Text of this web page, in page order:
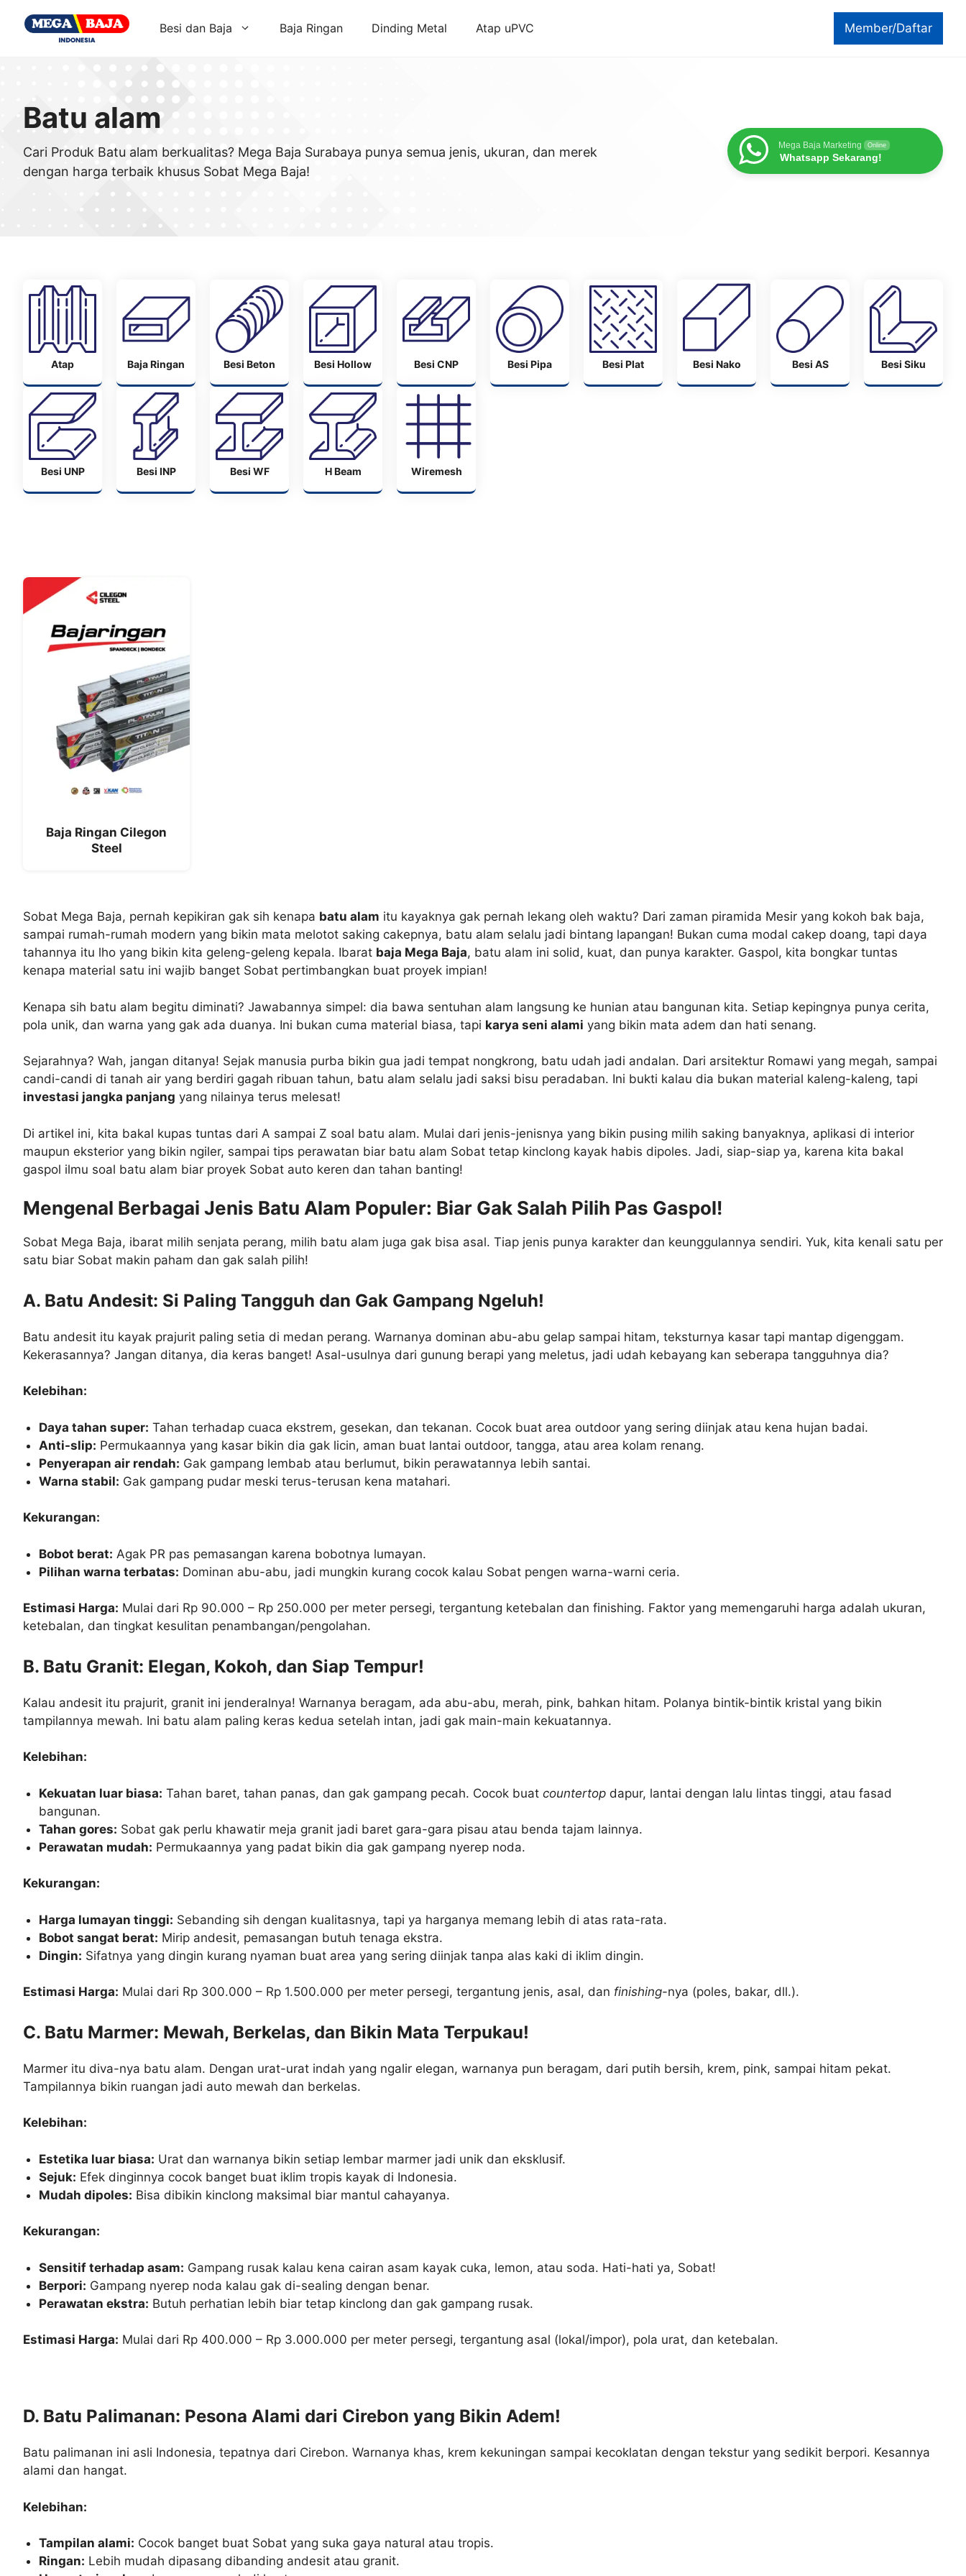
Member/Daftar
Besi dan Baja Baja Ringan Dinding Metal Atap uPVC
Batu alam
Cari Produk Batu alam berkualitas? Mega Baja Surabaya punya semua jenis, ukuran, dan merek
dengan harga terbaik khusus Sobat Mega Baja!
Mega Baja Marketing Online
Whatsapp Sekarang!
Atap Baja Ringan Besi Beton Besi Hollow Besi CNP Besi Pipa Besi Plat Besi Nako Besi AS Besi Siku
Besi UNP Besi INP Besi WF H Beam Wiremesh
Baja Ringan Cilegon
Steel
Sobat Mega Baja, pernah kepikiran gak sih kenapa batu alam itu kayaknya gak pernah lekang oleh waktu? Dari zaman piramida Mesir yang kokoh bak baja,
sampai rumah-rumah modern yang bikin mata melotot saking cakepnya, batu alam selalu jadi bintang lapangan! Bukan cuma modal cakep doang, tapi daya
tahannya itu lho yang bikin kita geleng-geleng kepala. Ibarat baja Mega Baja, batu alam ini solid, kuat, dan punya karakter. Gaspol, kita bongkar tuntas
kenapa material satu ini wajib banget Sobat pertimbangkan buat proyek impian!
Kenapa sih batu alam begitu diminati? Jawabannya simpel: dia bawa sentuhan alam langsung ke hunian atau bangunan kita. Setiap kepingnya punya cerita,
pola unik, dan warna yang gak ada duanya. Ini bukan cuma material biasa, tapi karya seni alami yang bikin mata adem dan hati senang.
Sejarahnya? Wah, jangan ditanya! Sejak manusia purba bikin gua jadi tempat nongkrong, batu udah jadi andalan. Dari arsitektur Romawi yang megah, sampai
candi-candi di tanah air yang berdiri gagah ribuan tahun, batu alam selalu jadi saksi bisu peradaban. Ini bukti kalau dia bukan material kaleng-kaleng, tapi
investasi jangka panjang yang nilainya terus melesat!
Di artikel ini, kita bakal kupas tuntas dari A sampai Z soal batu alam. Mulai dari jenis-jenisnya yang bikin pusing milih saking banyaknya, aplikasi di interior
maupun eksterior yang bikin ngiler, sampai tips perawatan biar batu alam Sobat tetap kinclong kayak habis dipoles. Jadi, siap-siap ya, karena kita bakal
gaspol ilmu soal batu alam biar proyek Sobat auto keren dan tahan banting!
Mengenal Berbagai Jenis Batu Alam Populer: Biar Gak Salah Pilih Pas Gaspol!
Sobat Mega Baja, ibarat milih senjata perang, milih batu alam juga gak bisa asal. Tiap jenis punya karakter dan keunggulannya sendiri. Yuk, kita kenali satu per
satu biar Sobat makin paham dan gak salah pilih!
A. Batu Andesit: Si Paling Tangguh dan Gak Gampang Ngeluh!
Batu andesit itu kayak prajurit paling setia di medan perang. Warnanya dominan abu-abu gelap sampai hitam, teksturnya kasar tapi mantap digenggam.
Kekerasannya? Jangan ditanya, dia keras banget! Asal-usulnya dari gunung berapi yang meletus, jadi udah kebayang kan seberapa tangguhnya dia?
Kelebihan:
Daya tahan super: Tahan terhadap cuaca ekstrem, gesekan, dan tekanan. Cocok buat area outdoor yang sering diinjak atau kena hujan badai.
Anti-slip: Permukaannya yang kasar bikin dia gak licin, aman buat lantai outdoor, tangga, atau area kolam renang.
Penyerapan air rendah: Gak gampang lembab atau berlumut, bikin perawatannya lebih santai.
Warna stabil: Gak gampang pudar meski terus-terusan kena matahari.
Kekurangan:
Bobot berat: Agak PR pas pemasangan karena bobotnya lumayan.
Pilihan warna terbatas: Dominan abu-abu, jadi mungkin kurang cocok kalau Sobat pengen warna-warni ceria.
Estimasi Harga: Mulai dari Rp 90.000 – Rp 250.000 per meter persegi, tergantung ketebalan dan finishing. Faktor yang memengaruhi harga adalah ukuran,
ketebalan, dan tingkat kesulitan penambangan/pengolahan.
B. Batu Granit: Elegan, Kokoh, dan Siap Tempur!
Kalau andesit itu prajurit, granit ini jenderalnya! Warnanya beragam, ada abu-abu, merah, pink, bahkan hitam. Polanya bintik-bintik kristal yang bikin
tampilannya mewah. Ini batu alam paling keras kedua setelah intan, jadi gak main-main kekuatannya.
Kelebihan:
Kekuatan luar biasa: Tahan baret, tahan panas, dan gak gampang pecah. Cocok buatcountertop dapur, lantai dengan lalu lintas tinggi, atau fasad
bangunan.
Tahan gores: Sobat gak perlu khawatir meja granit jadi baret gara-gara pisau atau benda tajam lainnya.
Perawatan mudah: Permukaannya yang padat bikin dia gak gampang nyerep noda.
Kekurangan:
Harga lumayan tinggi: Sebanding sih dengan kualitasnya, tapi ya harganya memang lebih di atas rata-rata.
Bobot sangat berat: Mirip andesit, pemasangan butuh tenaga ekstra.
Dingin: Sifatnya yang dingin kurang nyaman buat area yang sering diinjak tanpa alas kaki di iklim dingin.
Estimasi Harga: Mulai dari Rp 300.000 – Rp 1.500.000 per meter persegi, tergantung jenis, asal, dan finishing-nya (poles, bakar, dll.).
C. Batu Marmer: Mewah, Berkelas, dan Bikin Mata Terpukau!
Marmer itu diva-nya batu alam. Dengan urat-urat indah yang ngalir elegan, warnanya pun beragam, dari putih bersih, krem, pink, sampai hitam pekat.
Tampilannya bikin ruangan jadi auto mewah dan berkelas.
Kelebihan:
Estetika luar biasa: Urat dan warnanya bikin setiap lembar marmer jadi unik dan eksklusif.
Sejuk: Efek dinginnya cocok banget buat iklim tropis kayak di Indonesia.
Mudah dipoles: Bisa dibikin kinclong maksimal biar mantul cahayanya.
Kekurangan:
Sensitif terhadap asam: Gampang rusak kalau kena cairan asam kayak cuka, lemon, atau soda. Hati-hati ya, Sobat!
Berpori: Gampang nyerep noda kalau gak di-sealing dengan benar.
Perawatan ekstra: Butuh perhatian lebih biar tetap kinclong dan gak gampang rusak.
Estimasi Harga: Mulai dari Rp 400.000 – Rp 3.000.000 per meter persegi, tergantung asal (lokal/impor), pola urat, dan ketebalan.
D. Batu Palimanan: Pesona Alami dari Cirebon yang Bikin Adem!
Batu palimanan ini asli Indonesia, tepatnya dari Cirebon. Warnanya khas, krem kekuningan sampai kecoklatan dengan tekstur yang sedikit berpori. Kesannya
alami dan hangat.
Kelebihan:
Tampilan alami: Cocok banget buat Sobat yang suka gaya natural atau tropis.
Ringan: Lebih mudah dipasang dibanding andesit atau granit.